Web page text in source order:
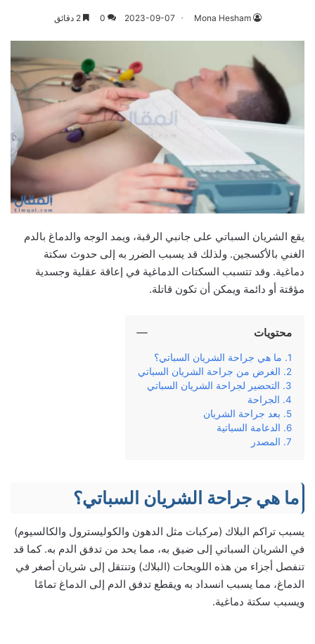
Mona Hesham
2023-09-07
0 2 دقائق
يقع الشريان السباتي على جانبي الرقبة، ويمد الوجه والدماغ بالدم
الغني بالأكسجين. ولذلك قد يسبب الضرر به إلى حدوث سكتة
دماغية. وقد تتسبب السكتات الدماغية في إعاقة عقلية وجسدية
مؤقتة أو دائمة ويمكن أن تكون قاتلة.
محتويات
ما هي جراحة الشريان السباتي؟
الغرض من جراحة الشريان السباتي
التحضير لجراحة الشريان السباتي
الجراحة
بعد جراحة الشريان
الدعامة السباتية
المصدر
ما هي جراحة الشريان السباتي؟
يسبب تراكم البلاك (مركبات مثل الدهون والكوليسترول والكالسيوم)
في الشريان السباتي إلى ضيق به، مما يحد من تدفق الدم به. كما قد
تنفصل أجزاء من هذه اللويحات (البلاك) وتنتقل إلى شريان أصغر في
الدماغ، مما يسبب انسداد به ويقطع تدفق الدم إلى الدماغ تمامًا
ويسبب سكتة دماغية.